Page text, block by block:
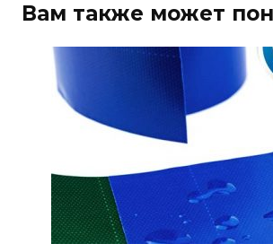
Вам также может